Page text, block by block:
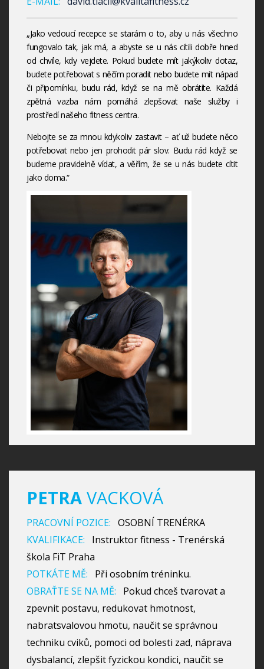
„Jako vedoucí recepce se starám o to, aby u nás všechno
fungovalo tak, jak má, a abyste se u nás cítili dobře hned
od chvíle, kdy vejdete. Pokud budete mít jakýkoliv dotaz,
budete potřebovat s něčím poradit nebo budete mít nápad
či připomínku, budu rád, když se na mě obrátíte. Každá
zpětná vazba nám pomáhá zlepšovat naše služby i
prostředí našeho fitness centra.
Nebojte se za mnou kdykoliv zastavit – ať už budete něco
potřebovat nebo jen prohodit pár slov. Budu rád když se
budeme pravidelně vídat, a věřím, že se u nás budete cítit
jako doma.“
PETRA VACKOVÁ
PRACOVNÍ POZICE: OSOBNÍ TRENÉRKA
KVALIFIKACE:
Instruktor fitness - Trenérská
škola FiT Praha
POTKÁTE MĚ:
Při osobním tréninku.
OBRAŤTE SE NA MĚ:
Pokud chceš tvarovat a
zpevnit postavu, redukovat hmotnost,
nabratsvalovou hmotu, naučit se správnou
techniku cviků, pomoci od bolesti zad, náprava
dysbalancí, zlepšit fyzickou kondici, naučit se